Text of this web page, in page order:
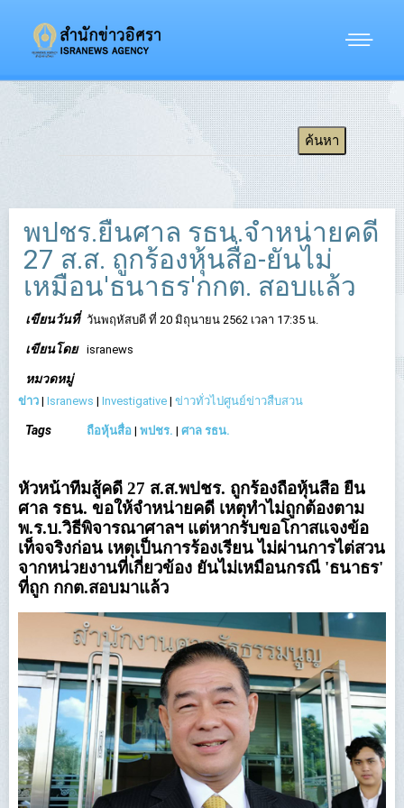
พปชร.ยื่นศาล รธน.จำหน่ายคดี
27 ส.ส. ถูกร้องหุ้นสื่อ-ยันไม่
เหมือน'ธนาธร'กกต. สอบแล้ว
เขียนวันที่ วันพฤหัสบดี ที่ 20 มิถุนายน 2562 เวลา 17:35 น.
เขียนโดย isranews
หมวดหมู่
ข่าว | Isranews | Investigative | ข่าวทั่วไปศูนย์ข่าวสืบสวน
Tags ถือหุ้นสื่อ | พปชร. | ศาล รธน.
หัวหน้าทีมสู้คดี 27 ส.ส.พปชร. ถูกร้องถือหุ้นสื่อ ยื่น
ศาล รธน. ขอให้จำหน่ายคดี เหตุทำไม่ถูกต้องตาม
พ.ร.บ.วิธีพิจารณาศาลฯ แต่หากรับขอโกาสแจงข้อ
เท็จจริงก่อน เหตุเป็นการร้องเรียน ไม่ผ่านการไต่สวน
จากหน่วยงานที่เกี่ยวข้อง ยันไม่เหมือนกรณี 'ธนาธร'
ที่ถูก กกต.สอบมาแล้ว